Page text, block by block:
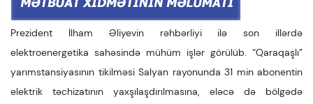
Prezident İlham Əliyevin rəhbərliyi ilə son illərdə
elektroenergetika sahəsində mühüm işlər görülüb. “Qaraqaşlı”
yarımstansiyasının tikilməsi Salyan rayonunda 31 min abonentin
elektrik təchizatının yaxşılaşdırılmasına, eləcə də bölgədə